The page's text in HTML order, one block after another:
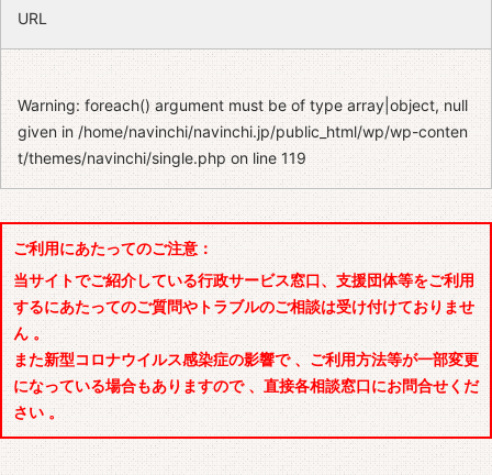
URL
Warning: foreach() argument must be of type array|object, null
given in/home/navinchi/navinchi.jp/public_html/wp/wp-conten
t/themes/navinchi/single.php on line119
ご利用にあたってのご注意：
当サイトでご紹介している行政サービス窓口、支援団体等をご利用
するにあたってのご質問やトラブルのご相談は受け付けておりませ
ん 。
また新型コロナウイルス感染症の影響で 、ご利用方法等が一部変更
になっている場合もありますので 、直接各相談窓口にお問合せくだ
さい 。